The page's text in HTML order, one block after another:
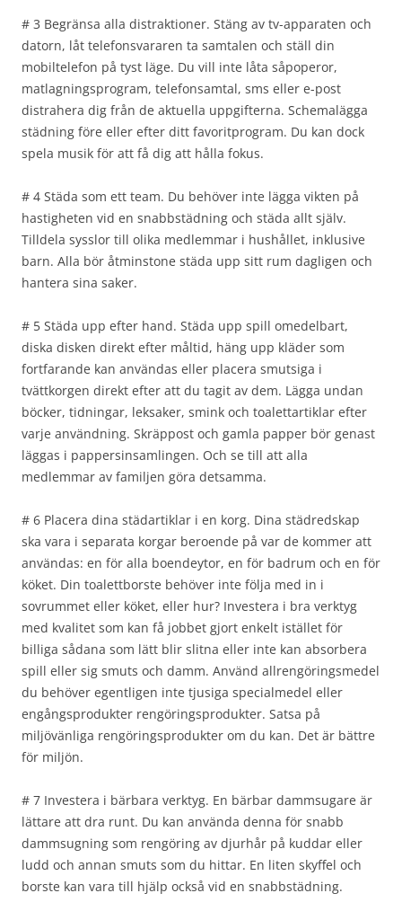
# 3 Begränsa alla distraktioner. Stäng av tv-apparaten och
datorn, låt telefonsvararen ta samtalen och ställ din
mobiltelefon på tyst läge. Du vill inte låta såpoperor,
matlagningsprogram, telefonsamtal, sms eller e-post
distrahera dig från de aktuella uppgifterna. Schemalägga
städning före eller efter ditt favoritprogram. Du kan dock
spela musik för att få dig att hålla fokus.
# 4 Städa som ett team. Du behöver inte lägga vikten på
hastigheten vid en snabbstädning och städa allt själv.
Tilldela sysslor till olika medlemmar i hushållet, inklusive
barn. Alla bör åtminstone städa upp sitt rum dagligen och
hantera sina saker.
# 5 Städa upp efter hand. Städa upp spill omedelbart,
diska disken direkt efter måltid, häng upp kläder som
fortfarande kan användas eller placera smutsiga i
tvättkorgen direkt efter att du tagit av dem. Lägga undan
böcker, tidningar, leksaker, smink och toalettartiklar efter
varje användning. Skräppost och gamla papper bör genast
läggas i pappersinsamlingen. Och se till att alla
medlemmar av familjen göra detsamma.
# 6 Placera dina städartiklar i en korg. Dina städredskap
ska vara i separata korgar beroende på var de kommer att
användas: en för alla boendeytor, en för badrum och en för
köket. Din toalettborste behöver inte följa med in i
sovrummet eller köket, eller hur? Investera i bra verktyg
med kvalitet som kan få jobbet gjort enkelt istället för
billiga sådana som lätt blir slitna eller inte kan absorbera
spill eller sig smuts och damm. Använd allrengöringsmedel
du behöver egentligen inte tjusiga specialmedel eller
engångsprodukter rengöringsprodukter. Satsa på
miljövänliga rengöringsprodukter om du kan. Det är bättre
för miljön.
# 7 Investera i bärbara verktyg. En bärbar dammsugare är
lättare att dra runt. Du kan använda denna för snabb
dammsugning som rengöring av djurhår på kuddar eller
ludd och annan smuts som du hittar. En liten skyffel och
borste kan vara till hjälp också vid en snabbstädning.